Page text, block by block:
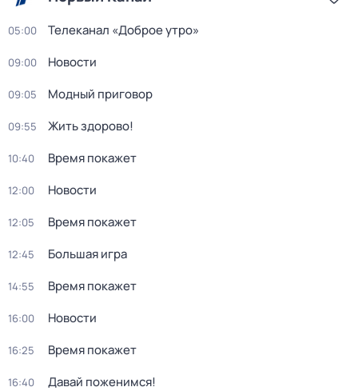
05:00 Телеканал «Доброе утро»
09:00 Новости
09:05 Модный приговор
09:55 Жить здорово!
10:40 Время покажет
12:00 Новости
12:05 Время покажет
12:45 Большая игра
14:55 Время покажет
16:00 Новости
16:25 Время покажет
16:40 Давай поженимся!